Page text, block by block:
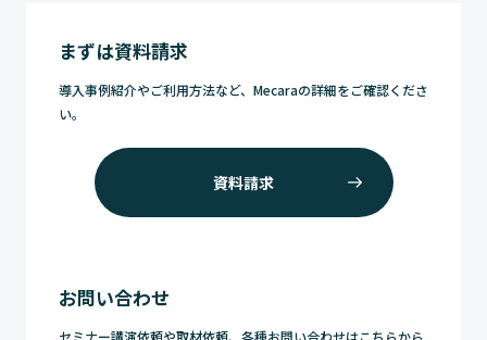
まずは資料請求
導入事例紹介やご利用方法など、Mecaraの詳細をご確認くださ
い。
資料請求
お問い合わせ
セミナー講演依頼や取材依頼、各種お問い合わせはこちらから